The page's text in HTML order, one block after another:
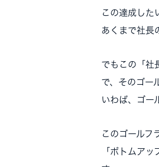
この達成した
あくまで社長
でもこの「社
で、そのゴー
いわば、ゴー
このゴールフ
「ボトムア